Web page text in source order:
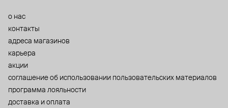
о нас
контакты
адреса магазинов
карьера
акции
cоглашение об использовании пользовательских материалов
программа лояльности
доставка и оплата